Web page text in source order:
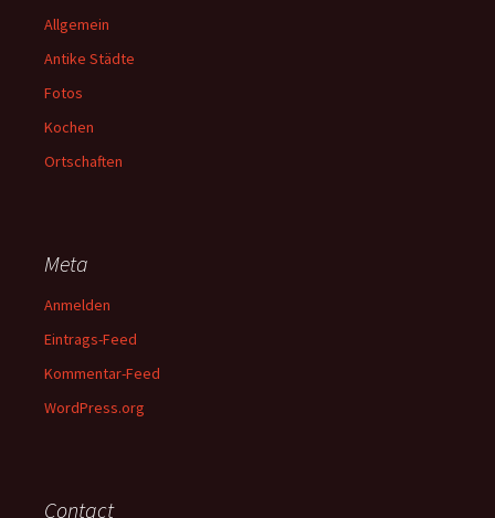
Allgemein
Antike Städte
Fotos
Kochen
Ortschaften
Meta
Anmelden
Eintrags-Feed
Kommentar-Feed
WordPress.org
Contact